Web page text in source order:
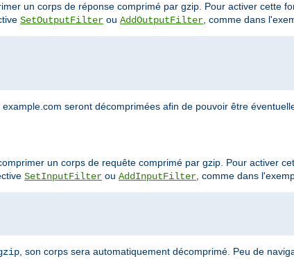
un corps de réponse comprimé par gzip. Pour activer cette
SetOutputFilter ou AddOutputFilter , comme dans
seront décomprimées afin de pouvoir être
un corps de requête comprimé par gzip. Pour activer
SetInputFilter ou AddInputFilter , comme dans
, son corps sera automatiquement décomprimé. Peu de